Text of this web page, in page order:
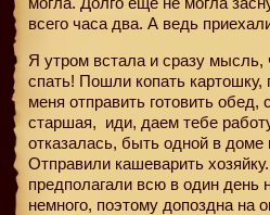
всего часа два. А ведь
Я утром встала и сразу мысль,
спать! Пошли копать картошку,
меня отправить готовить обед,
старшая, иди, даем тебе
отказалась, быть одной в доме
Отправили кашеварить
предполагали всю в один день
немного, поэтому допоздна на